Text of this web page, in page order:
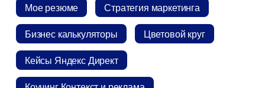
Мое резюме
Стратегия маркетинга
Бизнес калькуляторы
Цветовой кру
Кейсы Яндекс Директ